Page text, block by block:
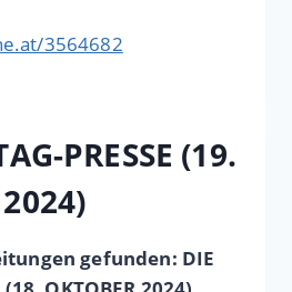
3564682
PRESSE (19.
gefunden: DIE